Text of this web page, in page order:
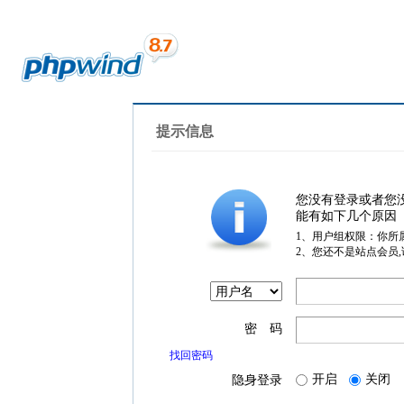
提示信息
您没有登录或者您
能有如下几个原因
1、用户组权限：你所
2、您还不是站点会员
密 码
找回密码
隐身登录 开启 关闭